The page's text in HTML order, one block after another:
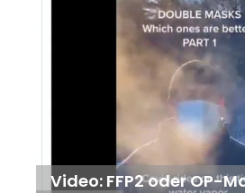
Video: FFP2 oder OP-